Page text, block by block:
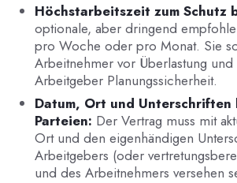
Höchstarbeitszeit zum Schutz
optionale, aber dringend
pro Woche oder pro Monat. Sie
Arbeitnehmer vor Überlastung
Arbeitgeber Planungssicherheit.
Datum, Ort und Unterschriften
Parteien: Der Vertrag muss mit
Ort und den eigenhändigen
Arbeitgebers (oder
und des Arbeitnehmers versehen